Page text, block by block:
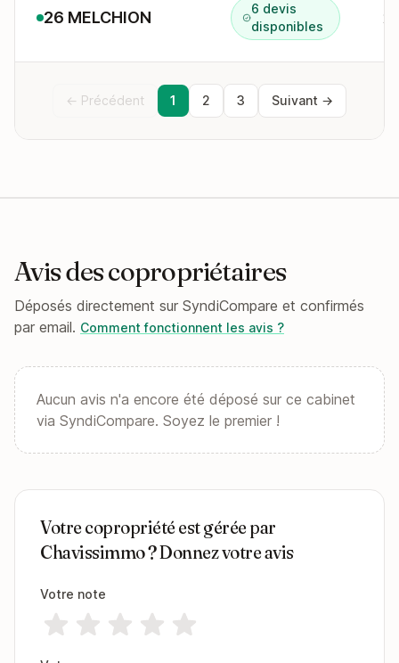
26 MELCHION
6 devis
disponibles
← Précédent 1 2 3 Suivant →
Avis des copropriétaires
Déposés directement sur SyndiCompare et confirmés
par email. Comment fonctionnent les avis ?
Aucun avis n'a encore été déposé sur ce cabinet
via SyndiCompare. Soyez le premier !
Votre copropriété est gérée par
Chavissimmo ? Donnez votre avis
Votre note